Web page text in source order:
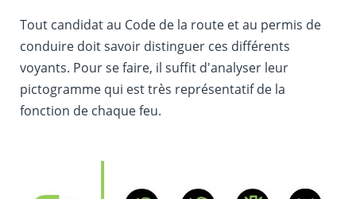
Tout candidat au Code de la route et au permis de
conduire doit savoir distinguer ces différents
voyants. Pour se faire, il suffit d'analyser leur
pictogramme qui est très représentatif de la
fonction de chaque feu.